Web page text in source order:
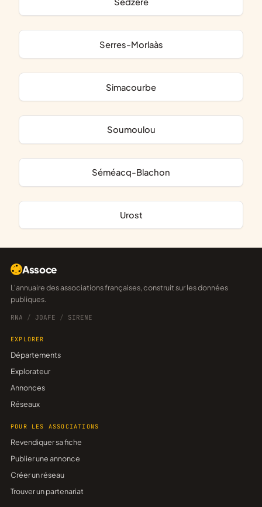
Serres-Morlaàs
Simacourbe
Soumoulou
Séméacq-Blachon
Urost
Assoce
L'annuaire des associations françaises, construit sur les données
publiques.
RNA / JOAFE / SIRENE
EXPLORER
Départements
Explorateur
Annonces
Réseaux
POUR LES ASSOCIATIONS
Revendiquer sa fiche
Publier une annonce
Créer un réseau
Trouver un partenariat